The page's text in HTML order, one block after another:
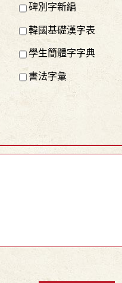
碑別字新編
韓國基礎漢字表
學生簡體字字典
書法字彙